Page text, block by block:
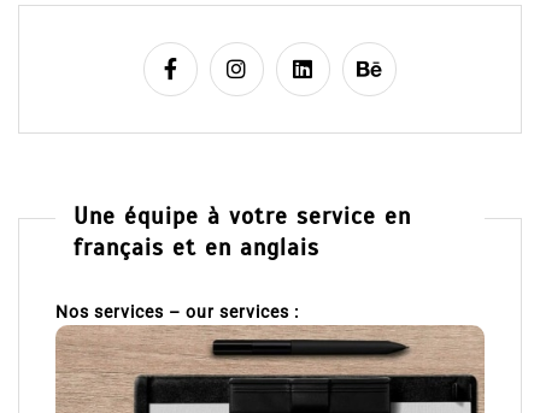
Une équipe à votre service en
français et en anglais
Nos services – our services :